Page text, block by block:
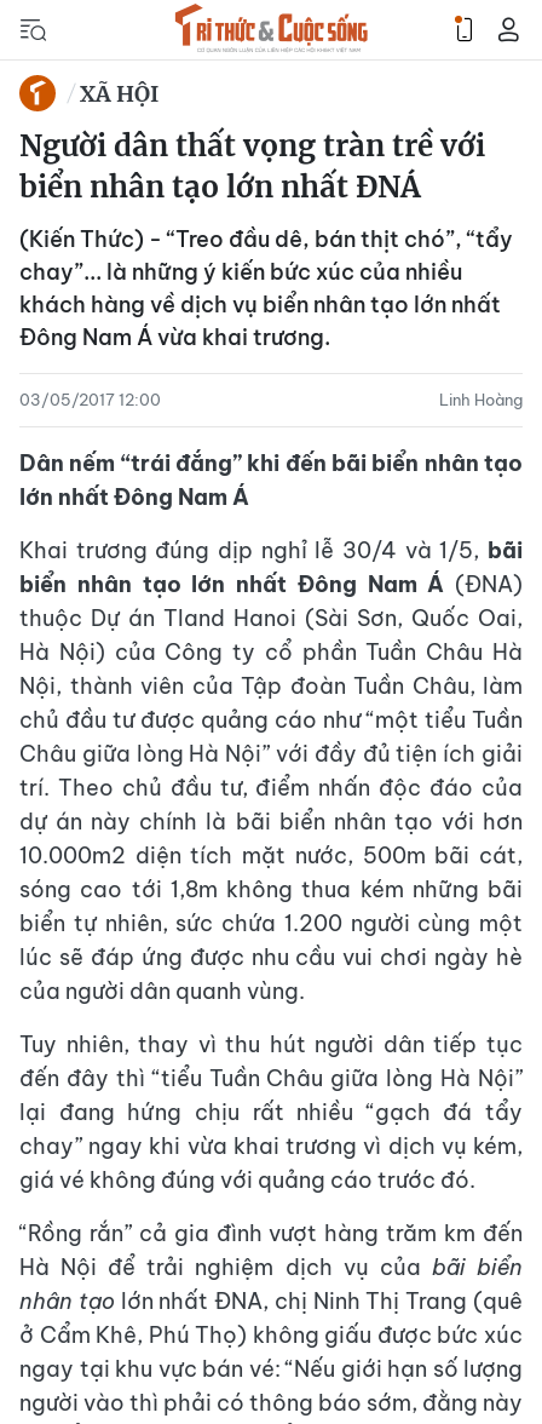
XÃ HỘI
Người dân thất vọng tràn trề với
biển nhân tạo lớn nhất ĐNÁ
(Kiến Thức) - “Treo đầu dê, bán thịt chó”, “tẩy
chay”... là những ý kiến bức xúc của nhiều
khách hàng về dịch vụ biển nhân tạo lớn nhất
Đông Nam Á vừa khai trương.
03/05/2017 12:00 Linh Hoàng
Dân nếm “trái đắng” khi đến bãi biển nhân tạo
lớn nhất Đông Nam Á
Khai trương đúng dịp nghỉ lễ 30/4 và 1/5, bãi
biển nhân tạo lớn nhất Đông Nam Á (ĐNA)
thuộc Dự án Tland Hanoi (Sài Sơn, Quốc Oai,
Hà Nội) của Công ty cổ phần Tuần Châu Hà
Nội, thành viên của Tập đoàn Tuần Châu, làm
chủ đầu tư được quảng cáo như “một tiểu Tuần
Châu giữa lòng Hà Nội” với đầy đủ tiện ích giải
trí. Theo chủ đầu tư, điểm nhấn độc đáo của
dự án này chính là bãi biển nhân tạo với hơn
10.000m2 diện tích mặt nước, 500m bãi cát,
sóng cao tới 1,8m không thua kém những bãi
biển tự nhiên, sức chứa 1.200 người cùng một
lúc sẽ đáp ứng được nhu cầu vui chơi ngày hè
của người dân quanh vùng.
Tuy nhiên, thay vì thu hút người dân tiếp tục
đến đây thì “tiểu Tuần Châu giữa lòng Hà Nội”
lại đang hứng chịu rất nhiều “gạch đá tẩy
chay” ngay khi vừa khai trương vì dịch vụ kém,
giá vé không đúng với quảng cáo trước đó.
“Rồng rắn” cả gia đình vượt hàng trăm km đến
Hà Nội để trải nghiệm dịch vụ của bãi biển
nhân tạo lớn nhất ĐNA, chị Ninh Thị Trang (quê
ở Cẩm Khê, Phú Thọ) không giấu được bức xúc
ngay tại khu vực bán vé: “Nếu giới hạn số lượng
người vào thì phải có thông báo sớm, đằng này